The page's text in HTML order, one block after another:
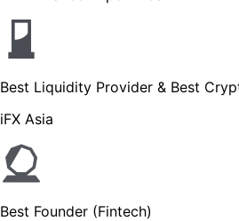
Best Liquidity Provider & Best
iFX Asia
Best Founder (Fintech)